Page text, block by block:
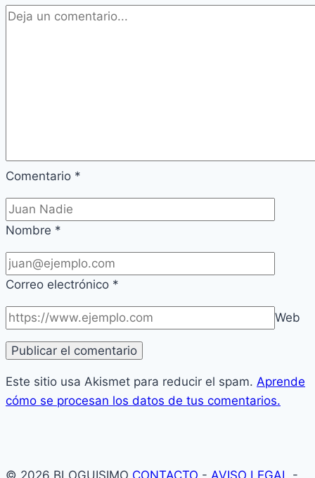
Comentario *
Nombre *
Correo electrónico *
Web
Este sitio usa Akismet para reducir el spam. Aprende
cómo se procesan los datos de tus comentarios.